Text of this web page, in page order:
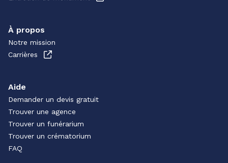
À propos
Notre mission
Carrières
Aide
Demander un devis gratuit
Trouver une agence
Trouver un funérarium
Trouver un crématorium
FAQ